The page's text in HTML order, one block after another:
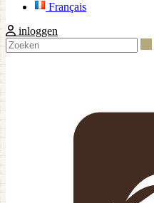
Français
inloggen